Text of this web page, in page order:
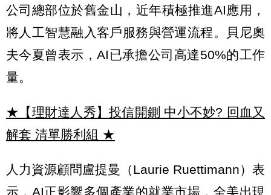
公司總部位於舊金山，近年積極推進AI應用，
將人工智慧融入客戶服務與營運流程。貝尼奧
夫今夏曾表示，AI已承擔公司高達50%的工作
量。
★【理財達人秀】投信開鍘 中小不妙? 回血又
解套 清單勝利組 ★
人力資源顧問盧提曼（Laurie Ruettimann）表
示，AI正影響多個產業的就業市場，全美出現